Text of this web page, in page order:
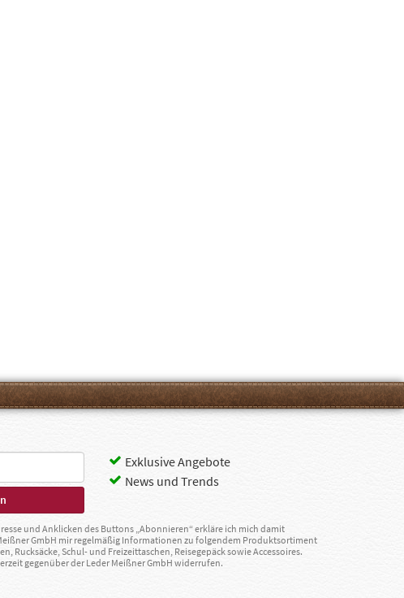
Exklusive Angebote
News und Trends
und Anklicken des Buttons „Abonnieren“ erkläre ich mich damit
GmbH mir regelmäßig Informationen zu folgendem Produktsortiment
Rucksäcke, Schul- und Freizeittaschen, Reisegepäck sowie Accessoires.
gegenüber der Leder Meißner GmbH widerrufen.